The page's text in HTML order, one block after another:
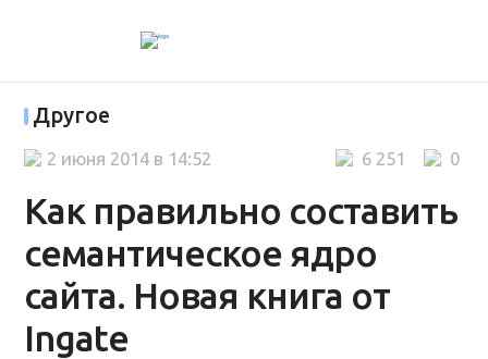
Другое
Как правильно составить
семантическое ядро
сайта. Новая книга от
Ingate
0
6 251
2 июня 2014 в 14:52